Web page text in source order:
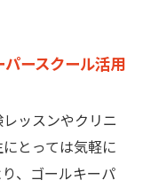
ースクール活用
ッスンやクリニ
とっては気軽に
、ゴールキーパ